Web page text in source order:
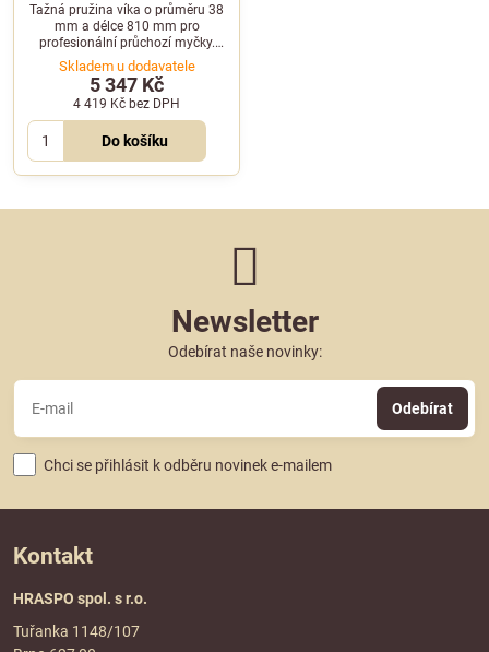
Tažná pružina víka o průměru 38
mm a délce 810 mm pro
profesionální průchozí myčky.
Kompatibilní s modely Gastro
11S a Dihr HT11-014.
Skladem u dodavatele
5 347 Kč
4 419 Kč bez DPH
Do košíku
Newsletter
Odebírat naše novinky:
Odebírat
Chci se přihlásit k odběru novinek e-mailem
Kontakt
HRASPO spol. s r.o.
Tuřanka 1148/107